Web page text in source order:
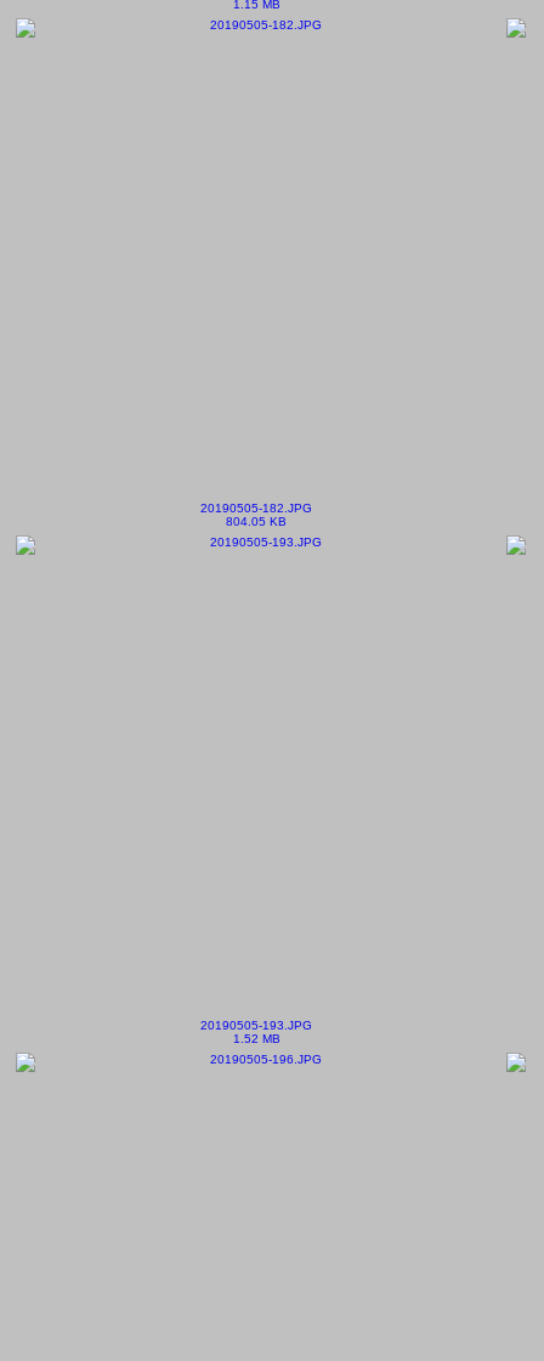
1.15 MB
20190505-182.JPG
804.05 KB
20190505-193.JPG
1.52 MB